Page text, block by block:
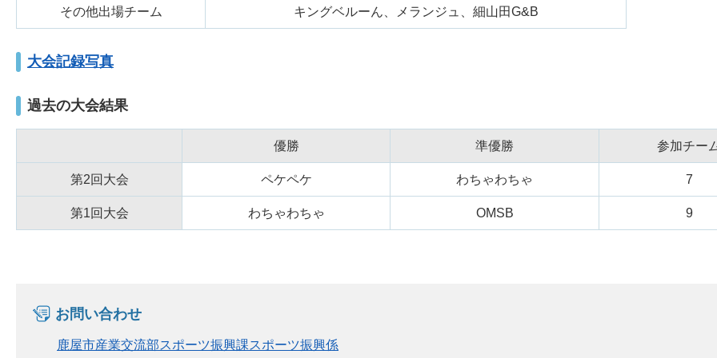
その他出場チーム キングベルーん、メランジュ、細山田G&B
大会記録写真
過去の大会結果
優勝 準優勝 参加チー
第2回大会 ペケペケ わちゃわちゃ 7
第1回大会 わちゃわちゃ OMSB 9
お問い合わせ
鹿屋市産業交流部スポーツ振興課スポーツ振興係